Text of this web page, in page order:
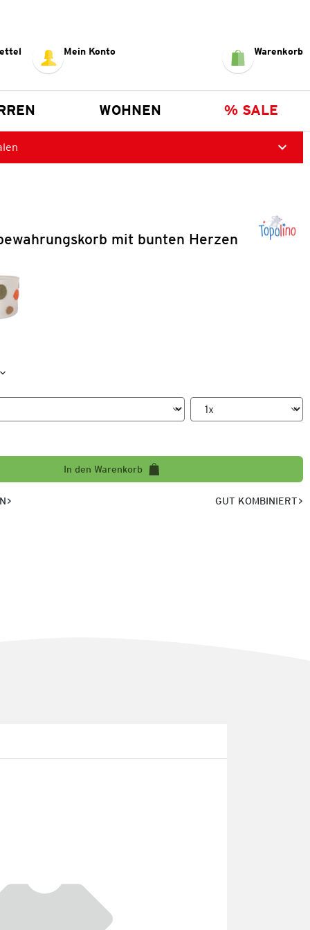
Mein Konto Warenkorb
WOHNEN % SALE
mit bunten Herzen
In den Warenkorb
GUT KOMBINIERT